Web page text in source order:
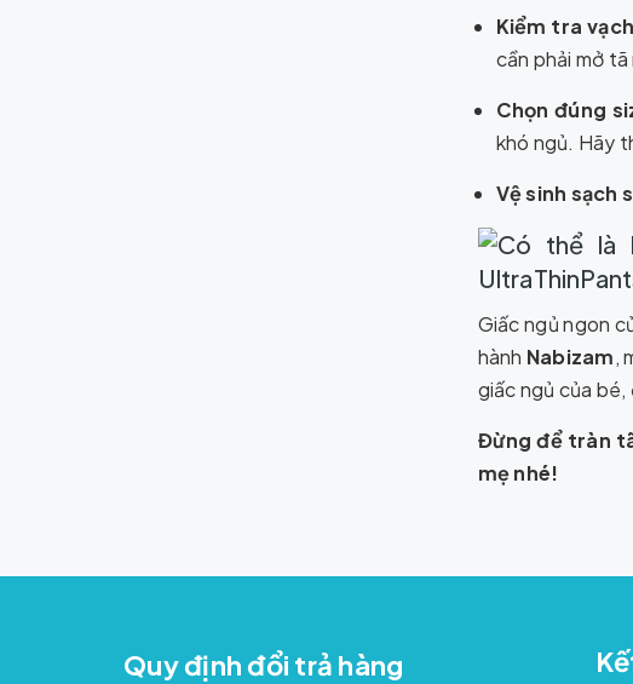
Kiểm tra
cần phải mở
Chọn đúng
khó ngủ. Hãy
Vệ sinh sạch
Giấc ngủ ngon
hành Nabizam,
giấc ngủ của
Đừng để tràn
mẹ nhé!
Quy định đổi trả hàng